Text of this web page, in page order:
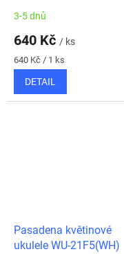
3-5 dnů
640 Kč / ks
Měrná
cena:
640 Kč / 1 ks
DETAIL
Pasadena květinové
ukulele WU-21F5(WH)